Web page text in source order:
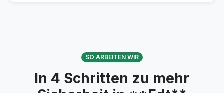
SO ARBEITEN WIR
In 4 Schritten zu mehr